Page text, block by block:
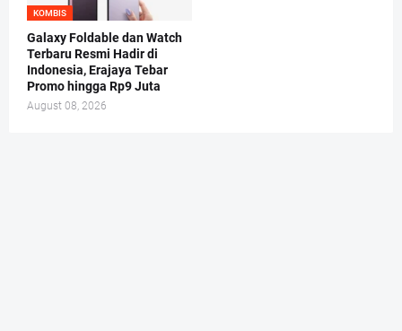
KOMBIS
Galaxy Foldable dan Watch
Terbaru Resmi Hadir di
Indonesia, Erajaya Tebar
Promo hingga Rp9 Juta
August 08, 2026